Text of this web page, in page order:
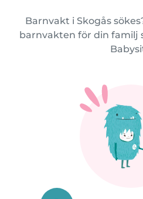
Barnvakt i Skogås
barnvakten för din familj